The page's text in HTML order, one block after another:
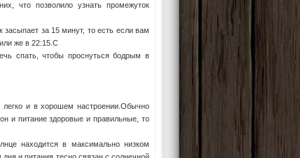
что позволило узнать промежуток
засыпает за 15 минут, то есть если вам
же в 22:15. С
спать, чтобы проснуться бодрым в
и в хорошем настроении.Обычно
и питание здоровые и правильные, то
находится в максимально низком